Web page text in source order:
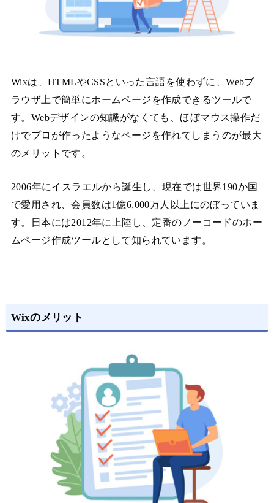
Wixは、HTMLやCSSといった言語を使わずに、Webブ
ラウザ上で簡単にホームページを作成できるツールで
す。Webデザインの知識がなくても、ほぼマウス操作だ
けでプロが作ったようなページを作れてしまうのが最大
のメリットです。
2006年にイスラエルから誕生し、現在では世界190か国
で愛用され、会員数は1億6,000万人以上にのぼっていま
す。日本には2012年に上陸し、定番のノーコードのホー
ムページ作成ツールとして知られています。
Wixのメリット